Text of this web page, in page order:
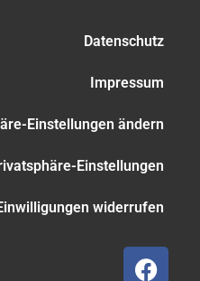
Datenschutz
Impressum
Einstellungen ändern
Einstellungen
widerrufen